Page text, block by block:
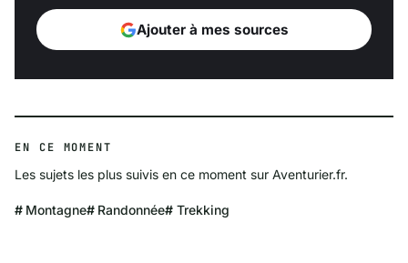
Ajouter à mes sources
EN CE MOMENT
Les sujets les plus suivis en ce moment sur Aventurier.fr.
Montagne Randonnée Trekking